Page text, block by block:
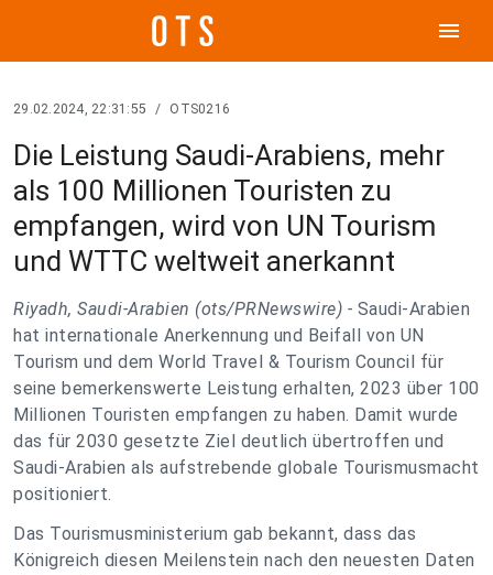
menu
29.02.2024, 22:31:55 / OTS0216
Die Leistung Saudi-Arabiens, mehr
als 100 Millionen Touristen zu
empfangen, wird von UN Tourism
und WTTC weltweit anerkannt
Riyadh, Saudi-Arabien (ots/PRNewswire) - Saudi-Arabien
hat internationale Anerkennung und Beifall von UN
Tourism und dem World Travel & Tourism Council für
seine bemerkenswerte Leistung erhalten, 2023 über 100
Millionen Touristen empfangen zu haben. Damit wurde
das für 2030 gesetzte Ziel deutlich übertroffen und
Saudi-Arabien als aufstrebende globale Tourismusmacht
positioniert.
Das Tourismusministerium gab bekannt, dass das
Königreich diesen Meilenstein nach den neuesten Daten